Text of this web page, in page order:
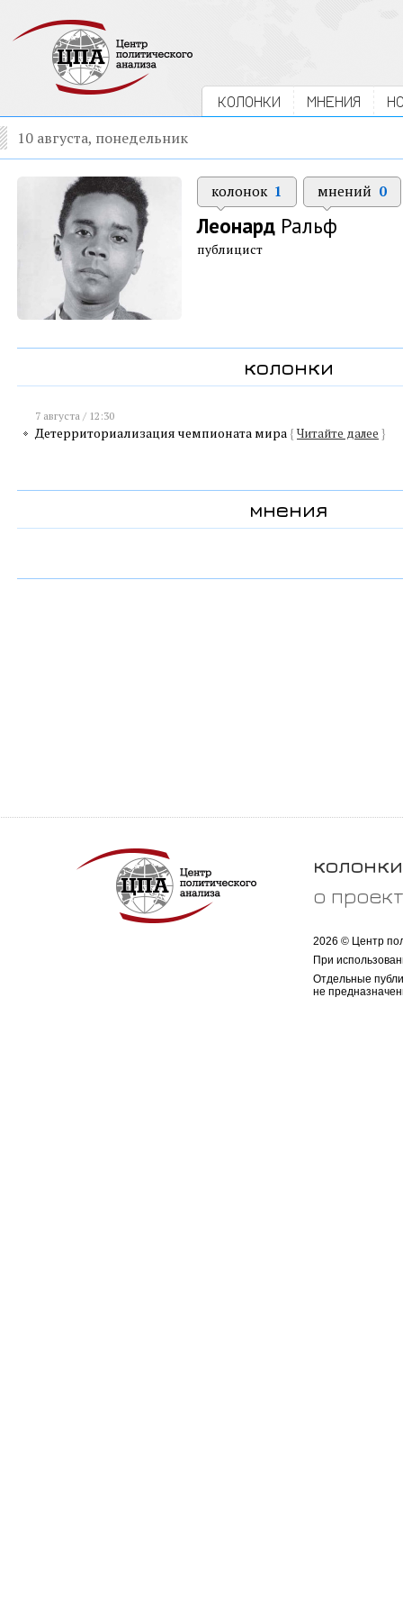
КОЛОНКИ МНЕНИЯ
10 августа, понедельник
колонок 1 мнений 0
Леонард Ральф
публицист
колонки
7 августа / 12:30
Детерриториализация чемпионата мира { Читайте далее }
мнения
колонки
о
2026 © Центр
При
Отдельные
не